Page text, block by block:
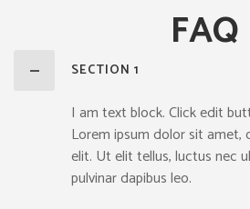
FAQ
SECTION 1
I am text block. Click edit
Lorem ipsum dolor sit amet,
elit. Ut elit tellus, luctus nec
pulvinar dapibus leo.